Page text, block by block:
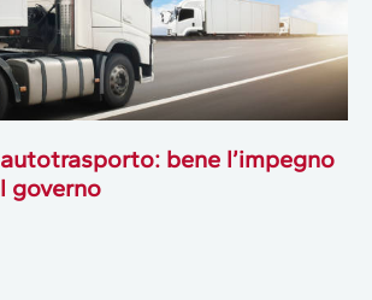
bene l’impegno
governo